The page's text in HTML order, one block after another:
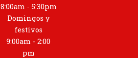
8:00am - 5:30pm
Domingos y
festivos
9:00am - 2:00
pm